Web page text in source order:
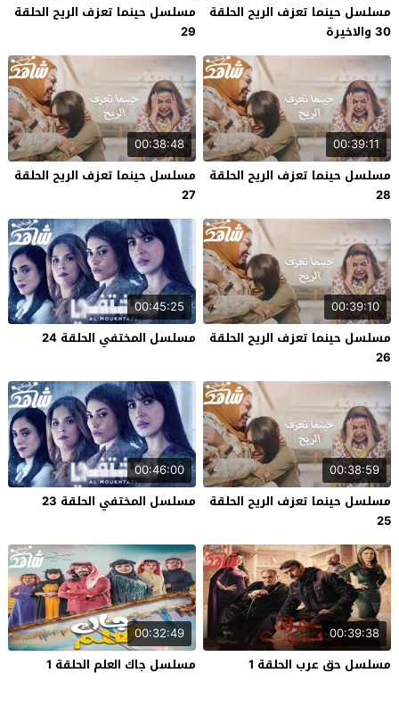
مسلسل حينما تعزف الريح الحلقة
30 والاخيرة
مسلسل حينما تعزف الريح الحلقة
29
00:39:11
مسلسل حينما تعزف الريح الحلقة
28
00:38:48
مسلسل حينما تعزف الريح الحلقة
27
00:39:10
مسلسل حينما تعزف الريح الحلقة
26
00:45:25
مسلسل المختفي الحلقة 24
00:38:59
مسلسل حينما تعزف الريح الحلقة
25
00:46:00
مسلسل المختفي الحلقة 23
00:39:38
مسلسل حق عرب الحلقة 1
00:32:49
مسلسل جاك العلم الحلقة 1